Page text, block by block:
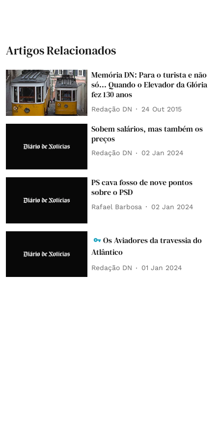
Artigos Relacionados
Memória DN: Para o turista e não
só... Quando o Elevador da Glória
fez 130 anos
Redação DN 24 Out 2015
Sobem salários, mas também os
preços
Redação DN 02 Jan 2024
PS cava fosso de nove pontos
sobre o PSD
Rafael Barbosa 02 Jan 2024
Os Aviadores da travessia do
Atlântico
Redação DN 01 Jan 2024